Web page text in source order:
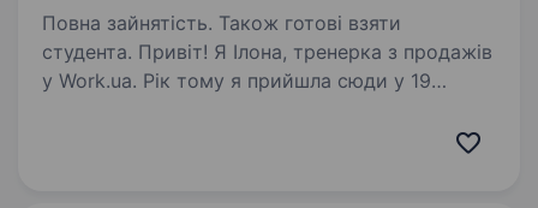
Повна зайнятість. Також готові взяти
студента. Привіт! Я Ілона, тренерка з продажів
у Work.ua. Рік тому я прийшла сюди у 19
впевненості, що це моя сфера. Але вирішила